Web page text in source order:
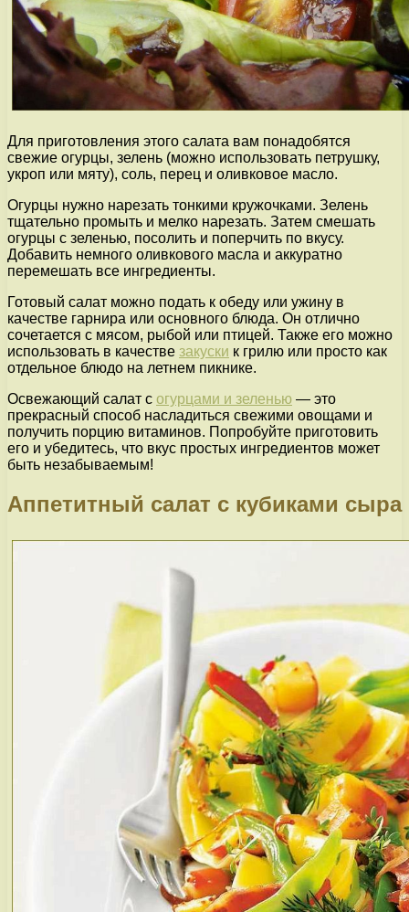
Для приготовления этого салата вам понадобятся
свежие огурцы, зелень (можно использовать петрушку,
укроп или мяту), соль, перец и оливковое масло.
Огурцы нужно нарезать тонкими кружочками. Зелень
тщательно промыть и мелко нарезать. Затем смешать
огурцы с зеленью, посолить и поперчить по вкусу.
Добавить немного оливкового масла и аккуратно
перемешать все ингредиенты.
Готовый салат можно подать к обеду или ужину в
качестве гарнира или основного блюда. Он отлично
сочетается с мясом, рыбой или птицей. Также его можно
использовать в качестве закуски к грилю или просто как
отдельное блюдо на летнем пикнике.
Освежающий салат с огурцами и зеленью — это
прекрасный способ насладиться свежими овощами и
получить порцию витаминов. Попробуйте приготовить
его и убедитесь, что вкус простых ингредиентов может
быть незабываемым!
Аппетитный салат с кубиками сыра